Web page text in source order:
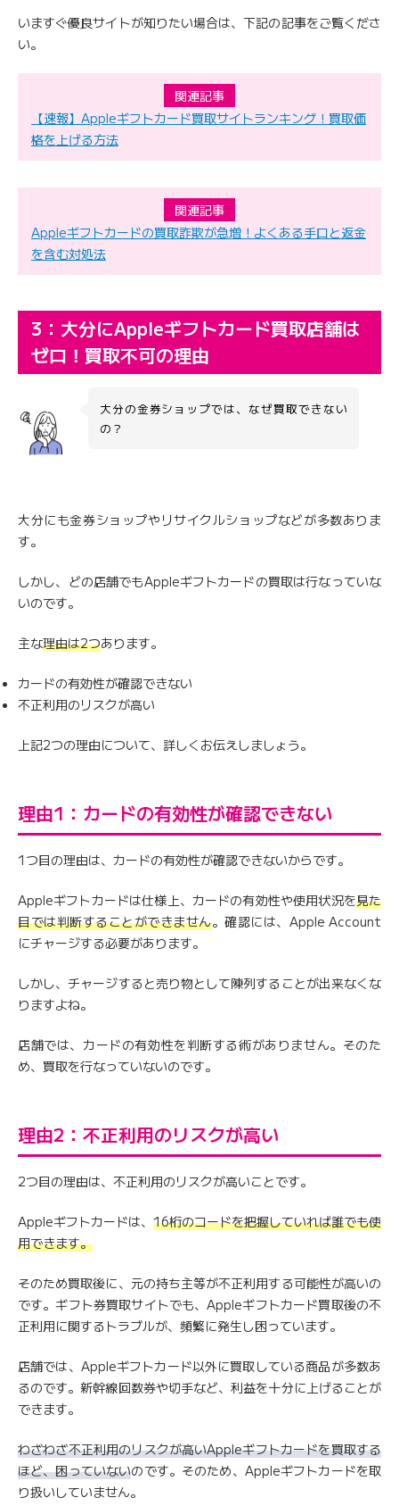
いますぐ優良サイトが知りたい場合は、下記の記事をご覧くださ
い。
関連記事
【速報】Appleギフトカード買取サイトランキング！買取価
格を上げる方法
関連記事
Appleギフトカードの買取詐欺が急増！よくある手口と返金
を含む対処法
3：大分にAppleギフトカード買取店舗は
ゼロ！買取不可の理由
大分の金券ショップでは、なぜ買取できない
の？
大分にも金券ショップやリサイクルショップなどが多数ありま
す。
しかし、どの店舗でもAppleギフトカードの買取は行なっていな
いのです。
主な理由は2つあります。
カードの有効性が確認できない
不正利用のリスクが高い
上記2つの理由について、詳しくお伝えしましょう。
理由1：カードの有効性が確認できない
1つ目の理由は、カードの有効性が確認できないからです。
Appleギフトカードは仕様上、カードの有効性や使用状況を見た
目では判断することができません。確認には、Apple Account
にチャージする必要があります。
しかし、チャージすると売り物として陳列することが出来なくな
りますよね。
店舗では、カードの有効性を判断する術がありません。そのた
め、買取を行なっていないのです。
理由2：不正利用のリスクが高い
2つ目の理由は、不正利用のリスクが高いことです。
Appleギフトカードは、 16桁のコードを把握していれば誰でも使
用できます。
そのため買取後に、元の持ち主等が不正利用する可能性が高いの
です。ギフト券買取サイトでも、Appleギフトカード買取後の不
正利用に関するトラブルが、頻繁に発生し困っています。
店舗では、Appleギフトカード以外に買取している商品が多数あ
るのです。新幹線回数券や切手など、利益を十分に上げることが
できます。
わざわざ不正利用のリスクが高いAppleギフトカードを買取する
ほど、困っていないのです。そのため、Appleギフトカードを取
り扱いしていません。